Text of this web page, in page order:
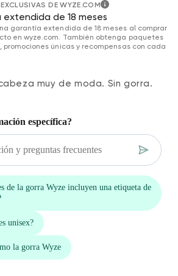
DE WYZE.COM
de 18 meses
garantía extendida de 18 meses al comprar
en wyze.com. También obtenga paquetes
promociones únicas y recompensas con cada
muy de moda. Sin gorra.